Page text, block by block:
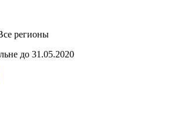
регионы
до 31.05.2020